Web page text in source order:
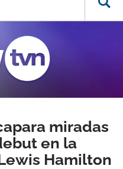
miradas
en la
Hamilton